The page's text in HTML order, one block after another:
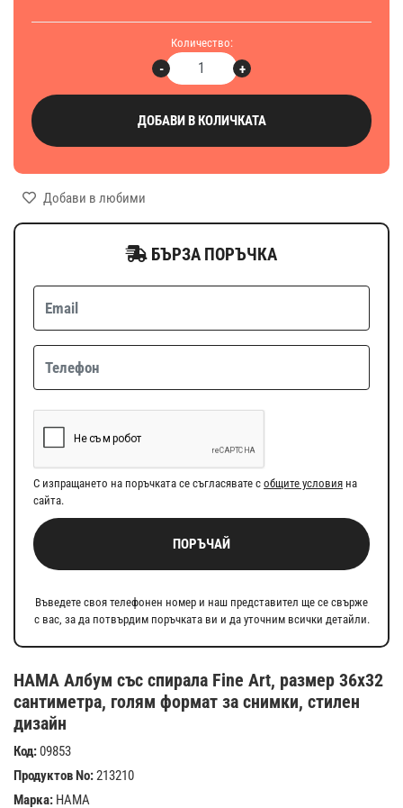
HAMA Албум със спирала Fine Art, размер 36x32
сантиметра, голям формат за снимки, стилен
дизайн
Код:09853
Продуктов No:213210
Марка: HAMA
Количество:
+
-
ДОБАВИ В КОЛИЧКАТА
Добави в любими
БЪРЗА ПОРЪЧКА
С изпращането на поръчката се съгласявате с общите условия на
сайта.
ПОРЪЧАЙ
Въведете своя телефонен номер и наш представител ще се свърже
с вас, за да потвърдим поръчката ви и да уточним всички детайли.